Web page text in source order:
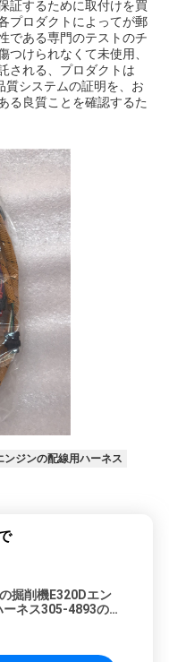
証するために取付けを買
プロダクトによってが郵
である専門のテストのチ
つけられなくて未使用、
される、プロダクトは
質システムの証明を、お
る良質ことを確認するた
ンジンの配線用ハーネス
掘削機E320Dエン
ネス305-4893の燃